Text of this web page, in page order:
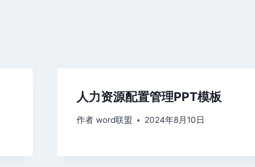
人力资源配置管理PPT模板
作者 word联盟 2024年8月10日